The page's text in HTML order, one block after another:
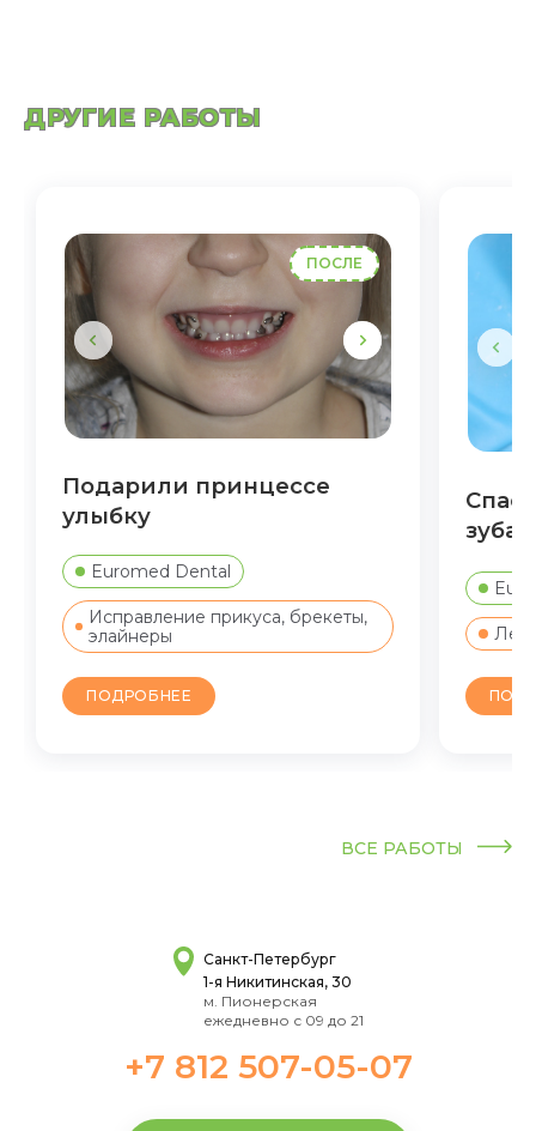
ДРУГИЕ РАБОТЫ
ПОСЛЕ
Подарили принцессе
улыбку
Euromed Dental
Исправление прикуса, брекеты,
элайнеры
ПОДРОБНЕЕ
зуба
ВСЕ РАБОТЫ
Санкт-Петербург
1-я Никитинская, 30
м. Пионерская
ежедневно с 09 до 21
+7 812 507-05-07